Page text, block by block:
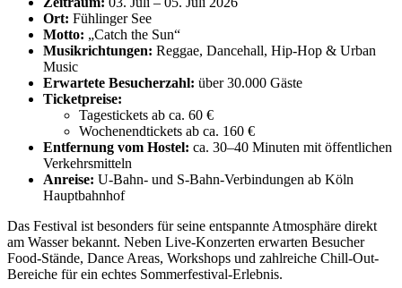
Ort: Fühlinger See
Motto: „Catch the Sun“
Musikrichtungen: Reggae, Dancehall, Hip-Hop & Urban
Music
Erwartete Besucherzahl: über 30.000 Gäste
Ticketpreise:
Tagestickets ab ca. 60 €
Wochenendtickets ab ca. 160 €
Entfernung vom Hostel: ca. 30–40 Minuten mit öffentlichen
Verkehrsmitteln
Anreise: U-Bahn- und S-Bahn-Verbindungen ab Köln
Hauptbahnhof
Das Festival ist besonders für seine entspannte Atmosphäre direkt
am Wasser bekannt. Neben Live-Konzerten erwarten Besucher
Food-Stände, Dance Areas, Workshops und zahlreiche Chill-Out-
Bereiche für ein echtes Sommerfestival-Erlebnis.